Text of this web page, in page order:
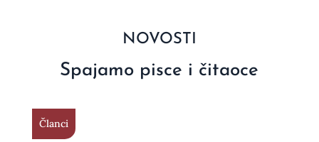
NOVOSTI
Spajamo pisce i čitaoce
Članci